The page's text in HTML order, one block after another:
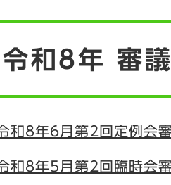
令和8年 審
和8年6月第2回定例会
和8年5月第2回臨時会